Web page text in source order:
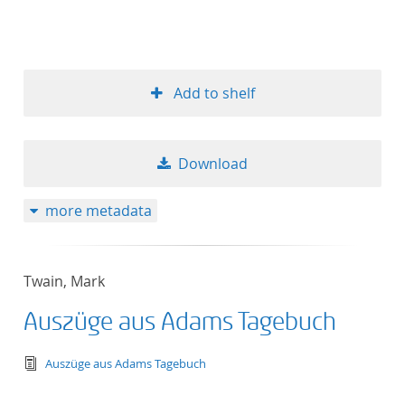
Add to shelf
Download
more metadata
Twain, Mark
Auszüge aus Adams Tagebuch
text/tg.edition+tg.aggregation+xml
Auszüge aus Adams Tagebuch